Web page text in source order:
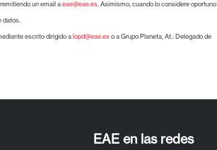
remitiendo un email aeae@eae.es. Asimismo, cuando lo considere oportuno
datos.
escrito dirigido a lopd@eae.es o a Grupo Planeta, At.: Delegado de
EAE en las redes